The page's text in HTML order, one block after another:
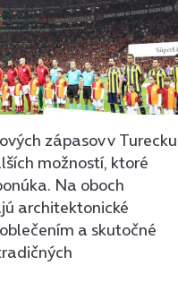
zápasov v Turecku
možností, ktoré
Na oboch
architektonické
a skutočné